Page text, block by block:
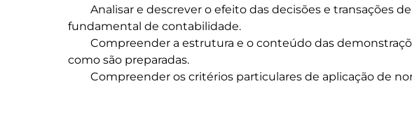
fundamental de contabilidade.
como são preparadas.